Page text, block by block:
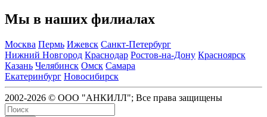
Мы в наших филиалах
Москва Пермь Ижевск Санкт-Петербург
Нижний Новгород Краснодар Ростов-на-Дону Красноярск
Казань Челябинск Омск Самара
Екатеринбург Новосибирск
2002-2026 © ООО "АНКИЛЛ"; Все права защищены